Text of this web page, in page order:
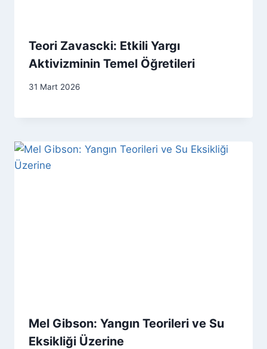
Teori Zavascki: Etkili Yargı
Aktivizminin Temel Öğretileri
31 Mart 2026
Mel Gibson: Yangın Teorileri ve Su
Eksikliği Üzerine